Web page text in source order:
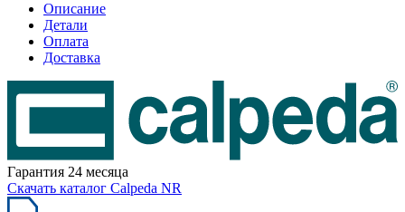
Описание
Детали
Оплата
Доставка
Гарантия 24 месяца
Скачать каталог Calpeda NR